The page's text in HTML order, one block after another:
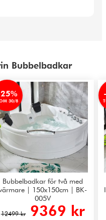
Bubbelbadkar
30/8
Bubbelbadkar för två med
| 150x150cm | BK-
005V
12499 kr 9369 kr